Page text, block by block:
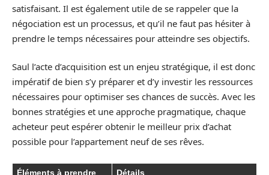
satisfaisant. Il est également utile de se rappeler que la
négociation est un processus, et qu’il ne faut pas hésiter à
prendre le temps nécessaires pour atteindre ses objectifs.
Saul l’acte d’acquisition est un enjeu stratégique, il est donc
impératif de bien s’y préparer et d’y investir les ressources
nécessaires pour optimiser ses chances de succès. Avec les
bonnes stratégies et une approche pragmatique, chaque
acheteur peut espérer obtenir le meilleur prix d’achat
possible pour l’appartement neuf de ses rêves.
Éléments à prendre Détails